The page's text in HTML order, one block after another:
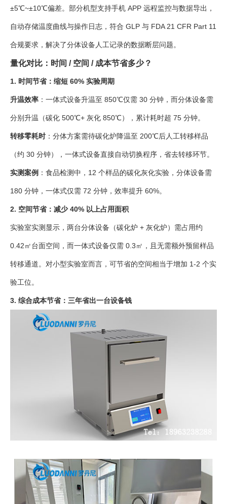
±5℃~±10℃偏差。部分机型支持手机 APP 远程监控与数据导出，
自动存储温度曲线与操作日志，符合 GLP 与 FDA 21 CFR Part 11
合规要求，解决了分体设备人工记录的数据断层问题。
量化对比：时间 / 空间 / 成本节省多少？
1. 时间节省：缩短 60% 实验周期
升温效率 ：一体式设备升温至 850℃仅需 30 分钟，而分体设备需
分别升温（碳化 500℃+ 灰化 850℃），累计耗时超 75 分钟。
转移零耗时 ：分体方案需待碳化炉降温至 200℃后人工转移样品
（约 30 分钟），一体式设备直接自动切换程序，省去转移环节。
实测案例 ：食品检测中，12 个样品的碳化灰化实验，分体设备需
180 分钟，一体式仅需 72 分钟，效率提升 60%。
2. 空间节省：减少 40% 以上占用面积
实验室实测显示，两台分体设备（碳化炉 + 灰化炉）需占用约
0.42㎡台面空间，而一体式设备仅需 0.3㎡，且无需额外预留样品
转移通道。对小型实验室而言，可节省的空间相当于增加 1-2 个实
验工位。
3. 综合成本节省：三年省出一台设备钱